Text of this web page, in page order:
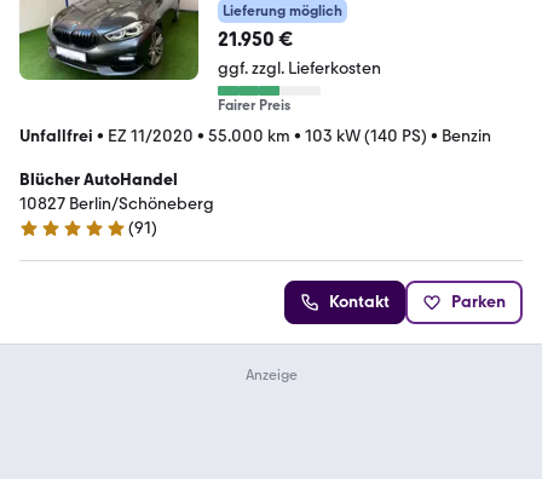
Lieferung möglich
21.950 €
ggf. zzgl. Lieferkosten
Fairer Preis
Unfallfrei • EZ 11/2020 • 55.000 km • 103 kW (140 PS) • Benzin
Blücher AutoHandel
10827 Berlin/Schöneberg
4.8 Sterne
(91)
Kontakt Parken